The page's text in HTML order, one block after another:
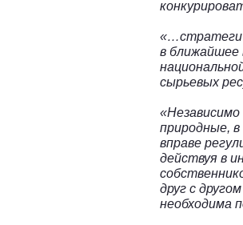
в ближайшее
сырьевых
природные,
вправе
действуя в
друг с
необходима